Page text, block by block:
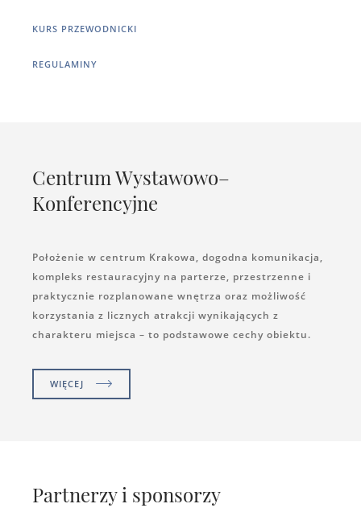
KURS PRZEWODNICKI
REGULAMINY
Centrum Wystawowo–
Konferencyjne
Położenie w centrum Krakowa, dogodna komunikacja,
kompleks restauracyjny na parterze, przestrzenne i
praktycznie rozplanowane wnętrza oraz możliwość
korzystania z licznych atrakcji wynikających z
charakteru miejsca – to podstawowe cechy obiektu.
WIĘCEJ
Partnerzy i sponsorzy